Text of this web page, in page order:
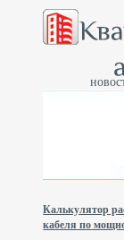
Калькулятор
кабеля по